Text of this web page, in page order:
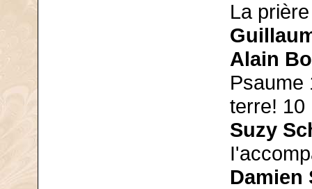
La
Alain
Psaume
terre! 10
Suzy
Damien